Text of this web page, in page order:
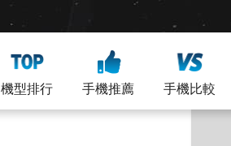
機型排行 手機推薦 手機比較